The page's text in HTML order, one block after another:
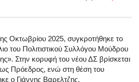
Οκτωβρίου 2025, συγκροτήθηκε το
του Πολιτιστικού Συλλόγου Μούδρου
Στην κορυφή του νέου ΔΣ βρίσκεται
Πρόεδρος, ενώ στη θέση του
ο Γιάννης Βαρελτζης.